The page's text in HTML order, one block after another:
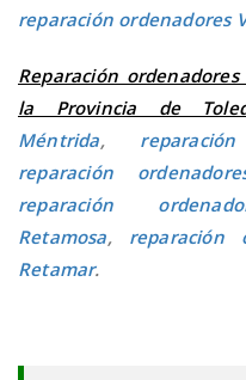
reparación ordenadores
Reparación
la Provincia de
Méntrida,
reparación
reparación
Retamosa, reparación
Retamar.